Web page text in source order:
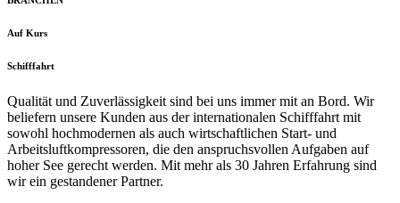
Auf Kurs
Schifffahrt
Qualität und Zuverlässigkeit sind bei uns immer mit an Bord. Wir
beliefern unsere Kunden aus der internationalen Schifffahrt mit
sowohl hochmodernen als auch wirtschaftlichen Start- und
Arbeitsluftkompressoren, die den anspruchsvollen Aufgaben auf
hoher See gerecht werden. Mit mehr als 30 Jahren Erfahrung sind
wir ein gestandener Partner.